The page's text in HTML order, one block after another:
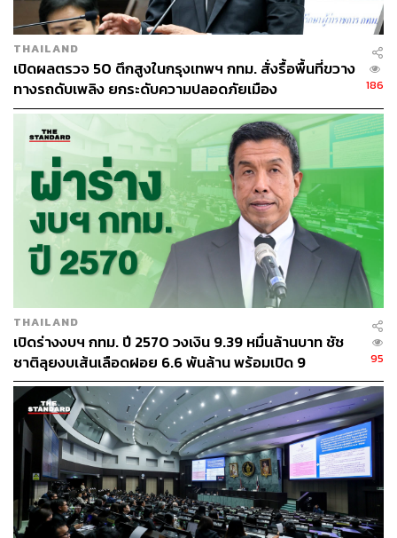
สำหรับการแก้ปัญหารถรับ-ส่งผู้ป่วยที่โรงพยาบาลวชิร
พยาบาล ซึ่งแท็กซี่มักไม่เข้ามารับผู้ป่วย ได้สั่งการให้ เทศกิจ
เข้าช่วยยืนเรียกรถแท็กซี่ และอำนวยความสะดวกการขนส่ง
ผู้ป่วยออกไปยังจุดเชื่อมต่อ เช่น ตลาดศรีย่าน
ในวันเปิดเทอมวันแรกจะมีการระดมกำลัง เจ้าหน้าที่เทศกิจ
และตำรวจจราจรมายืนประจำจุดอย่างเต็มที่ โดยมีการแบ่ง
เขตรับผิดชอบให้สำนักงานเขตดุสิตดูแลบริเวณหน้าโรงเรียน
และสำนักงานเขตบางพลัดดูแลฝั่งทางลงจากสะพาน/ออฟฟิศ
เมท
สำนักการจราจรและขนส่ง (สจส.) ได้ติดตั้งสัญญาณไฟเลี้ยว
ขวาและเพิ่มช่องทางเลี้ยวขวาเป็น 2 ช่องทาง พร้อมทำ
Pocket Lane บริเวณแยกสวนรื่นฤดี รวมถึงติดตั้งป้ายเตือนรถ
สวนกัน สำหรับถนนนครราชสีมา และได้มีการหารือถึงการ
จัดทำข้อมูลประชาสัมพันธ์เกี่ยวกับ บริการเรือโดยสาร
พลังงานไฟฟ้า (เรือด่วน EA) รวมถึงการจัดรถเล็กหรือรถตู้
เพื่อรับ-ส่งคนจากท่าเรือนวมินทร์ (หรือท่าสามเสน) ไปยัง
ถนนขาว (ถ.สุโขทัย) ในช่วงเวลาเร่งด่วนด้วย
THAILAND
เปิดผลตรวจ 50 ตึกสูงในกรุงเทพฯ กทม. สั่งรื้อพื้นที่ขวาง
ทางรถดับเพลิง ยกระดับความปลอดภัยเมือง
186
THAILAND
เปิดร่างงบฯ กทม. ปี 2570 วงเงิน 9.39 หมื่นล้านบาท ชัช
ชาติลุยงบเส้นเลือดฝอย 6.6 พันล้าน พร้อมเปิด 9
ยุทธศาสตร์พัฒนาเมือง
95